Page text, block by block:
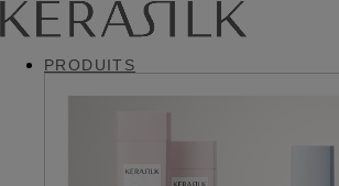
PRODUITS